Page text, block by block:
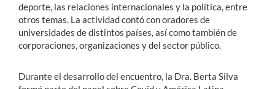
deporte, las relaciones internacionales y la política, entre
otros temas. La actividad contó con oradores de
universidades de distintos países, así como también de
corporaciones, organizaciones y del sector público.
Durante el desarrollo del encuentro, la Dra. Berta Silva